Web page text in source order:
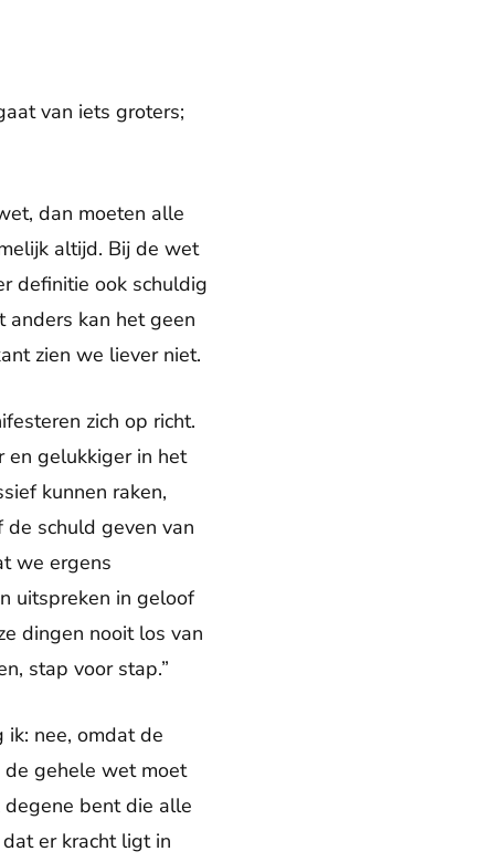
van iets groters;
dan moeten alle
altijd. Bij de wet
definitie ook schuldig
anders kan het geen
zien we liever niet.
zich op richt.
en gelukkiger in het
kunnen raken,
schuld geven van
we ergens
uitspreken in geloof
dingen nooit los van
stap voor stap.”
ik: nee, omdat de
gehele wet moet
bent die alle
er kracht ligt in